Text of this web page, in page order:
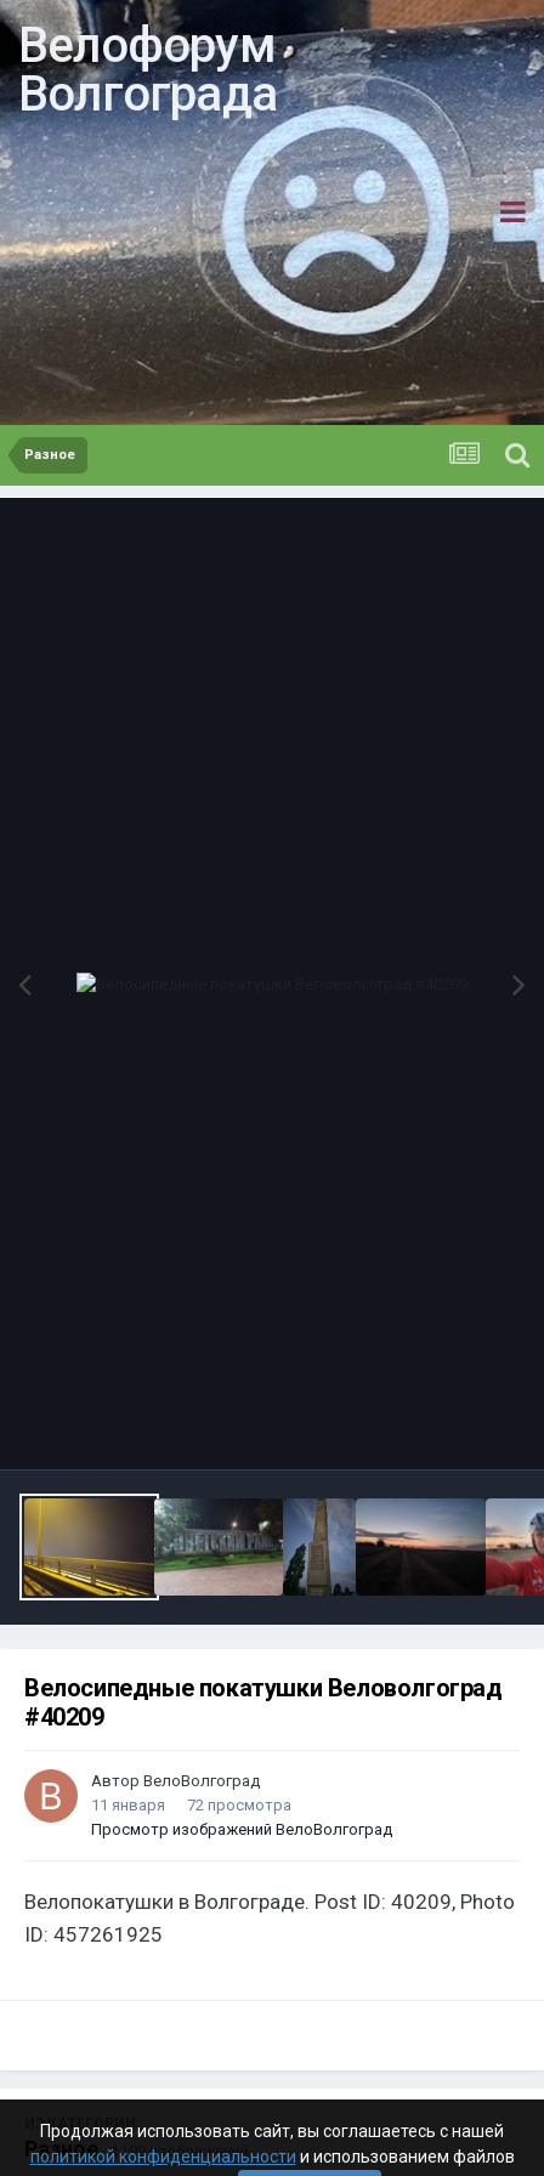
Велофорум
Волгограда
Разное
Велосипедные покатушки Веловолгоград
#40209
Автор ВелоВолгоград
11 января
72 просмотра
Просмотр изображений ВелоВолгоград
Велопокатушки в Волгограде. Post ID: 40209, Photo
ID: 457261925
ИЗ КАТЕГОРИИ:
Разное · 4 199 изображений
Продолжая использовать сайт, вы соглашаетесь с нашей
политикой конфиденциальности и использованием файлов